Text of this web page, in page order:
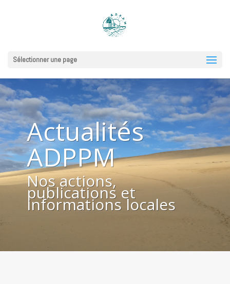
Sélectionner une page
Actualités
ADPPM
Nos actions,
publications et
informations locales